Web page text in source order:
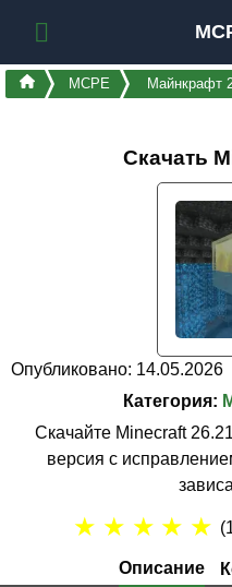
MCPE Майнкрафт
Скачать
Опубликовано: 14.05.2026
Категория:
Скачайте Minecraft
версия с
Описание
★ ★ ★ ★ ★ (